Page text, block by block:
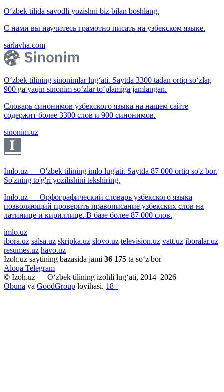
O‘zbek tilida savodli yozishni biz bilan boshlang.
С нами вы научитесь грамотно писать на узбекском языке.
sarlavha.com
O‘zbek tilining sinonimlar lug‘ati. Saytda 3300 tadan ortiq so‘zlar,
900 ga yaqin sinonim so‘zlar to‘plamiga jamlangan.
Словарь синонимов узбекского языка на нашем сайте
содержит более 3300 слов и 900 синонимов.
sinonim.uz
Imlo.uz — O'zbek tilining imlo lug'ati. Saytda 87 000 ortiq so'z bor.
So'zning to'g'ri yozilishini tekshiring.
Imlo.uz — Орфографический словарь узбекского языка
позволяющий проверить правописание узбекских слов на
латинице и кириллице. В базе более 87 000 слов.
imlo.uz
ibora.uz salsa.uz skripka.uz slovo.uz television.uz vatt.uz iboralar.uz
resumes.uz havo.uz
Izoh.uz saytining bazasida jami 36 175 ta so‘z bor
Aloqa Telegram
© Izoh.uz — O‘zbek tilining izohli lug‘ati, 2014–2026
Obuna va GoodGroup loyihasi. 18+